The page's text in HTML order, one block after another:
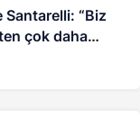
Santarelli: “Biz
çok daha